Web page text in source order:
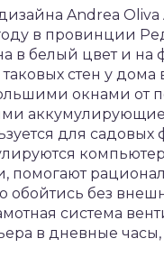
Andrea
в провинции
в белый цвет и на
стен у
окнами от
аккумулирующие
для
помогают
обойтись без
система
в дневные часы,